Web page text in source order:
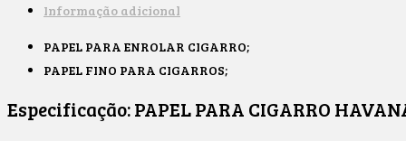
Informação adicional
PAPEL PARA ENROLAR CIGARRO;
PAPEL FINO PARA CIGARROS;
Especificação:PAPEL PARA CIGARRO